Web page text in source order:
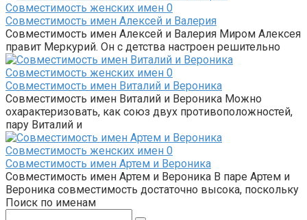
Совместимость женских имен 0
Совместимость имен Алексей и Валерия
Совместимость имен Алексей и Валерия Миром Алексея
правит Меркурий. Он с детства настроен решительно
Совместимость женских имен 0
Совместимость имен Виталий и Вероника
Совместимость имен Виталий и Вероника Можно
охарактеризовать, как союз двух противоположностей,
пару Виталий и
Совместимость женских имен 0
Совместимость имен Артем и Вероника
Совместимость имен Артем и Вероника В паре Артем и
Вероника совместимость достаточно высока, поскольку
Поиск по именам